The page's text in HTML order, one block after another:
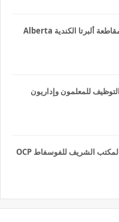
استمارة الهجرة الجديدة بمقاطعة ألبرتا الكندية Alberta
فتح باب التوظيف للمعلمون وإداريون
طريقة تقديم طلب عمل بالمكتب الشريف للفوسفاط OCP